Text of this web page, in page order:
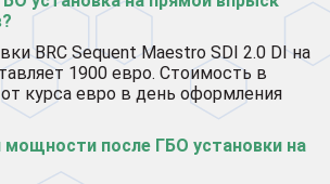
BRC Sequent Maestro SDI 2.0 DI на
1900 евро. Стоимость в
курса евро в день оформления
мощности после ГБО установки на